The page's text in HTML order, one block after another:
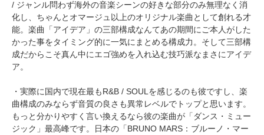
/ ジャンル問わず海外の音楽シーンの好きな部分のみ無理なく消
化し、ちゃんとオマージュ以上のオリジナル楽曲として創れる才
能。楽曲「アイデア」の三部構成なんてあの期間にご本人がした
かった事をタイミング的に一気にまとめる構成力。そして三部構
成だからこそ真ん中にエゴ強めを入れ込む技巧派なまさにアイデ
ア。
・実際に国内で現在最もR&B / SOULを感じるのも彼ですし、楽
曲構成のみならず音質の良さも異常レベルでトップと思います。
もっと分かりやすく言い換えるなら彼の楽曲が「ダンス・ミュー
ジック」最高峰です。日本の「BRUNO MARS：ブルーノ・マー